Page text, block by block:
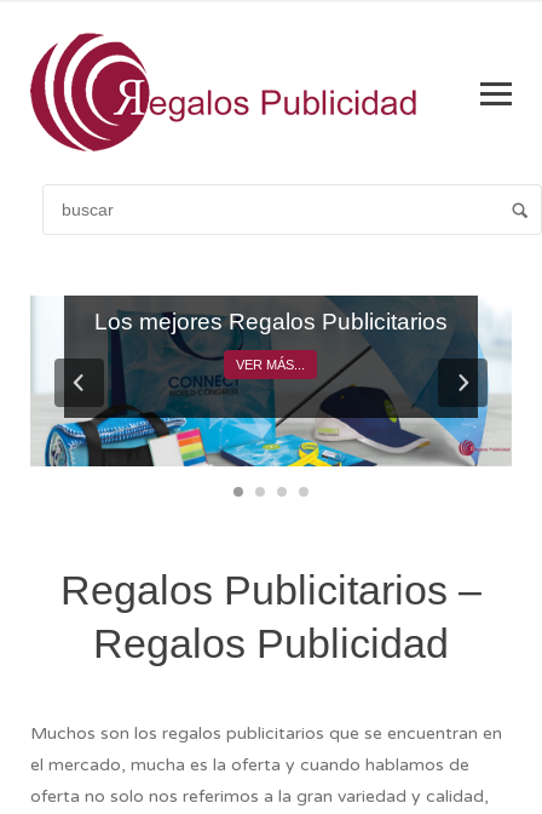
Los mejores Regalos Publicitarios
VER MÁS...
Regalos Publicitarios –
Regalos Publicidad
Muchos son los regalos publicitarios que se encuentran en
el mercado, mucha es la oferta y cuando hablamos de
oferta no solo nos referimos a la gran variedad y calidad,